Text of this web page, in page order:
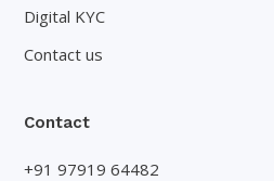
Digital KYC
Contact us
Contact
+91 97919 64482